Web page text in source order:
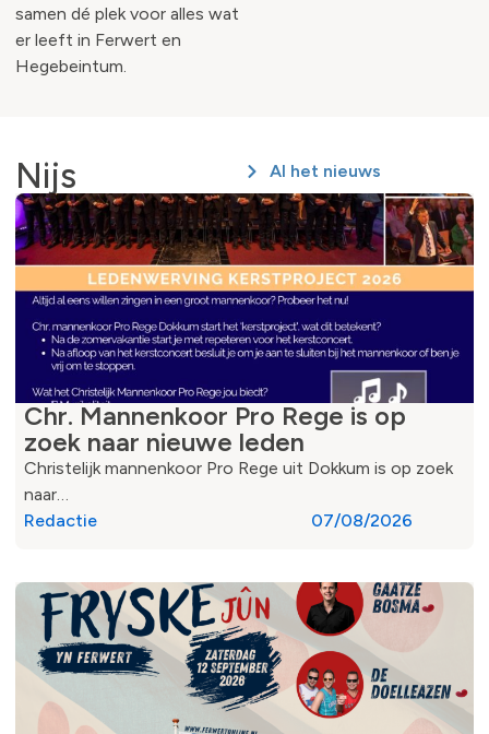
samen dé plek voor alles wat
er leeft in Ferwert en
Hegebeintum.
Nijs Al het nieuws
Chr. Mannenkoor Pro Rege is op
zoek naar nieuwe leden
Christelijk mannenkoor Pro Rege uit Dokkum is op zoek
naar…
Redactie
07/08/2026